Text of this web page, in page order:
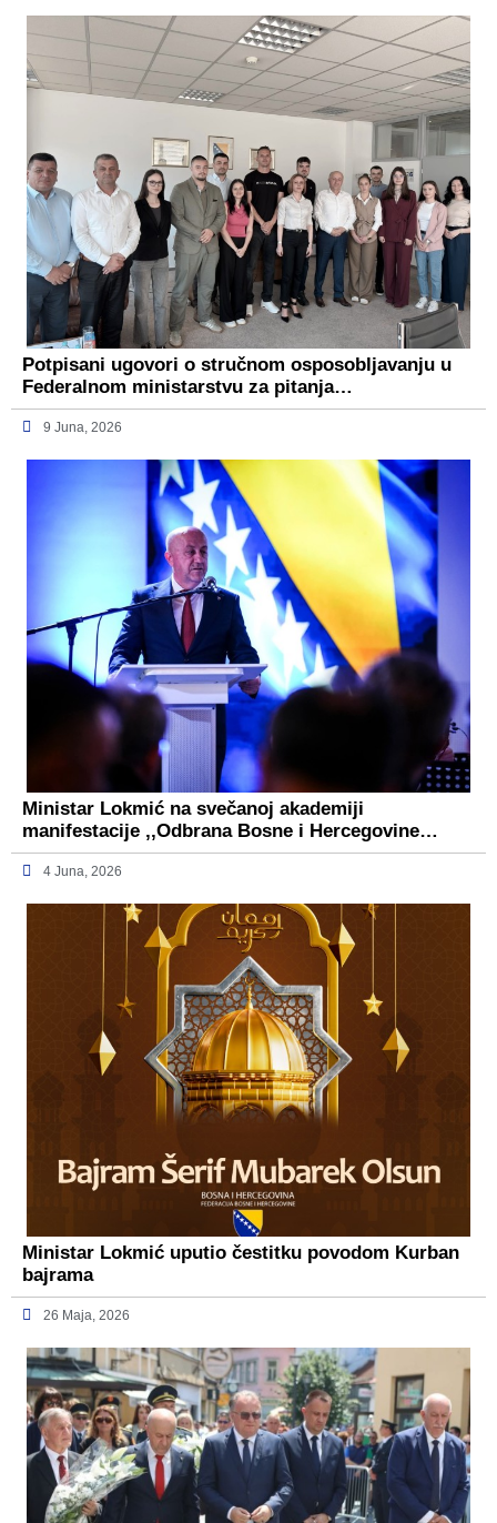
Potpisani ugovori o stručnom osposobljavanju u
Federalnom ministarstvu za pitanja…
9 Juna, 2026
Ministar Lokmić na svečanoj akademiji
manifestacije ,,Odbrana Bosne i Hercegovine…
4 Juna, 2026
Ministar Lokmić uputio čestitku povodom Kurban
bajrama
26 Maja, 2026